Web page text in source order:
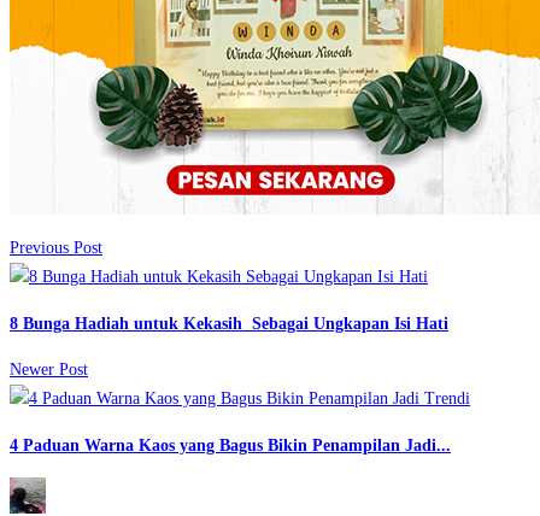
Previous Post
8 Bunga Hadiah untuk Kekasih Sebagai Ungkapan Isi Hati
Newer Post
4 Paduan Warna Kaos yang Bagus Bikin Penampilan Jadi...